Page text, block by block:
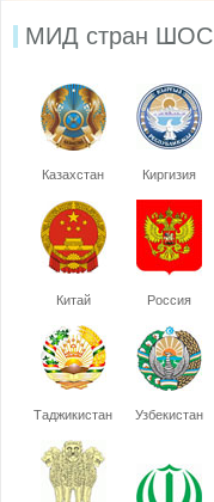
МИД стран ШОС
Казахстан Киргизия
Китай Россия
Таджикистан Узбекистан